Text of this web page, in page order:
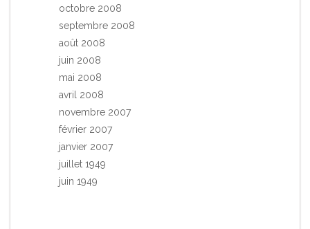
octobre 2008
septembre 2008
août 2008
juin 2008
mai 2008
avril 2008
novembre 2007
février 2007
janvier 2007
juillet 1949
juin 1949